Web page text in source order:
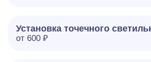
Установка точечного
от 600 ₽